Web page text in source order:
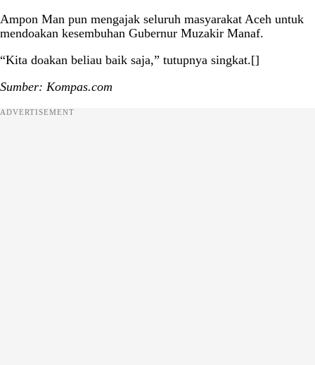
Ampon Man pun mengajak seluruh masyarakat Aceh untuk
mendoakan kesembuhan Gubernur Muzakir Manaf.
“Kita doakan beliau baik saja,” tutupnya singkat.[]
Sumber: Kompas.com
ADVERTISEMENT